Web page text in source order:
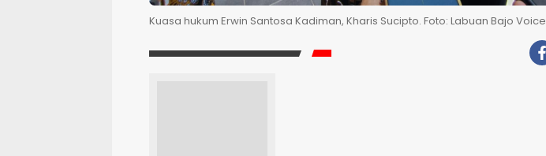
Kuasa hukum Erwin Santosa Kadiman, Kharis Sucipto. Foto: Labuan Bajo Voice